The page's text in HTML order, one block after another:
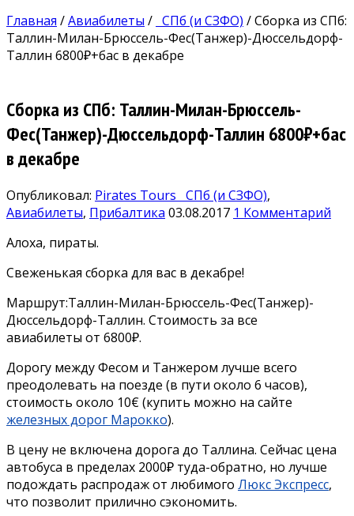
Главная /Авиабилеты / СПб (и СЗФО) /Сборка из СПб:
Таллин-Милан-Брюссель-Фес(Танжер)-Дюссельдорф-
Таллин 6800₽+бас в декабре
Сборка из СПб: Таллин-Милан-Брюссель-
Фес(Танжер)-Дюссельдорф-Таллин 6800₽+бас
в декабре
Опубликовал: Pirates Tours СПб (и СЗФО),
Авиабилеты, Прибалтика 03.08.2017 1 Комментарий
Алоха, пираты.
Свеженькая сборка для вас в декабре!
Маршрут:Таллин-Милан-Брюссель-Фес(Танжер)-
Дюссельдорф-Таллин. Стоимость за все
авиабилеты от 6800₽.
Дорогу между Фесом и Танжером лучше всего
преодолевать на поезде (в пути около 6 часов),
стоимость около 10€ (купить можно на сайте
железных дорог Марокко).
В цену не включена дорога до Таллина. Сейчас цена
автобуса в пределах 2000₽ туда-обратно, но лучше
подождать распродаж от любимого Люкс Экспресс,
что позволит прилично сэкономить.